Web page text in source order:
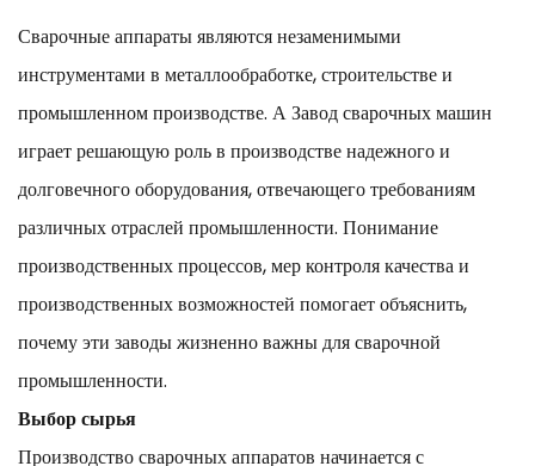
Сварочные аппараты являются незаменимыми
инструментами в металлообработке, строительстве и
промышленном производстве. АЗавод сварочных машин
играет решающую роль в производстве надежного и
долговечного оборудования, отвечающего требованиям
различных отраслей промышленности. Понимание
производственных процессов, мер контроля качества и
производственных возможностей помогает объяснить,
почему эти заводы жизненно важны для сварочной
промышленности.
Выбор сырья
Производство сварочных аппаратов начинается с